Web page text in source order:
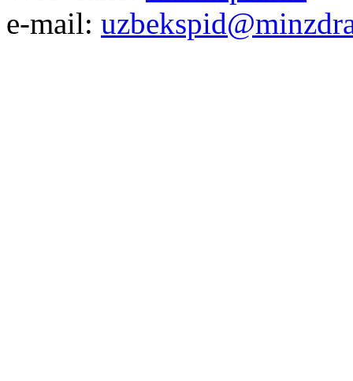
e-mail: